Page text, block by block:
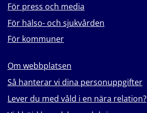
För press och media
För hälso- och sjukvården
För kommuner
Om webbplatsen
Så hanterar vi dina personuppgifter
Lever du med våld i en nära relation?